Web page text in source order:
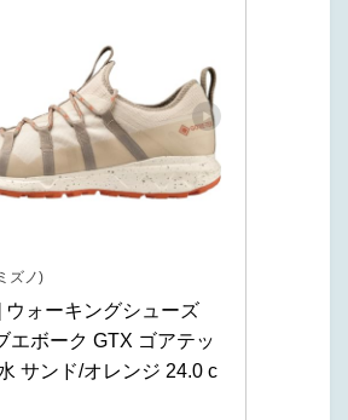
ズノ)
ウォーキングシューズ
エボーク GTX ゴアテッ
サンド/オレンジ 24.0 c